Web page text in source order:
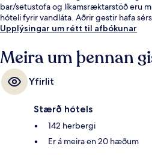
bar/setustofa og líkamsræktarstöð eru
hóteli fyrir vandláta. Aðrir gestir hafa
starfsfólk sé meðal helstu kosta
mínútna göngufjarlægð og Retiro San
Upplýsingar um rétt til afbókunar
Meira um þennan
Yfirlit
Stærð hótels
142 herbergi
Er á meira en 20 hæðum